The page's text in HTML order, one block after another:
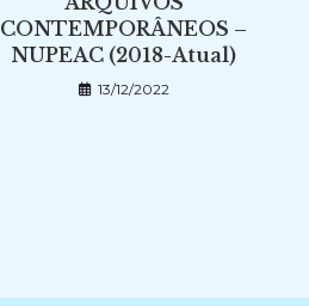
CONTEMPORÂNEOS –
NUPEAC (2018-Atual)
13/12/2022